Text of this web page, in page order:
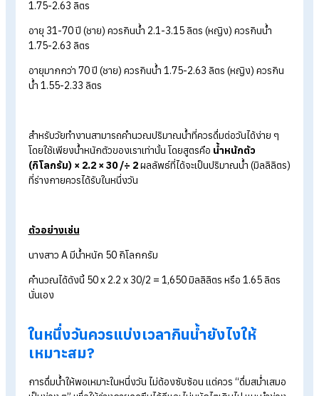
อายุ 6-8 ปี ควรกินน้ำ 1.4-2.1 ลิตร
วัยรุ่น
อายุ 13-15 ปี (ชาย) ควรกินน้ำ 1.7-2.55 ลิตร (หญิง) ควรกินน้ำ
1.6-2.4 ลิตร
อายุ 19-30 ปี (ชาย) ควรกินน้ำ 2.15-3.23 ลิตร (หญิง) ควรกินน้ำ
อายุ 31-70 ปี (ชาย) ควรกินน้ำ 2.1-3.15 ลิตร (หญิง) ควรกินน้ำ
1.75-2.63 ลิตร
อายุมากกว่า 70 ปี (ชาย) ควรกินน้ำ 1.75-2.63 ลิตร (หญิง) ควร